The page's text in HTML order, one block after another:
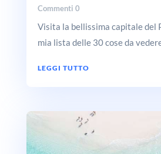
Commenti 0
Visita la bellissima capitale del
mia lista delle 30 cose da
LEGGI TUTTO